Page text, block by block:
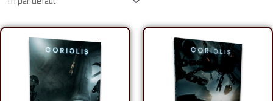
de
prix :
7,00€
à
10,00€
de
prix :
13,00€
à
25,00€